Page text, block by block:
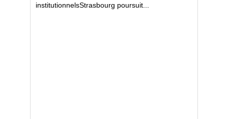
institutionnelsStrasbourg poursuit...